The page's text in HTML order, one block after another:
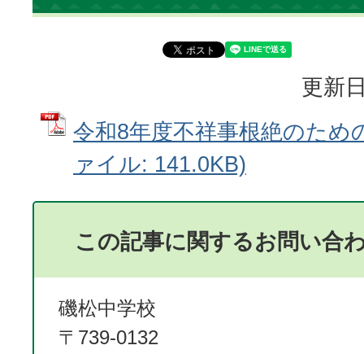
更新
令和8年度不祥事根絶のため
ァイル: 141.0KB)
この記事に関するお問い合
磯松中学校
〒739-0132